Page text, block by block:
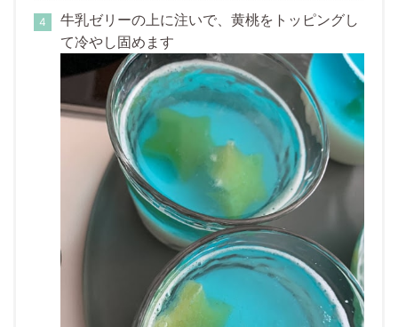
牛乳ゼリーの上に注いで、黄桃をトッピングし
て冷やし固めます